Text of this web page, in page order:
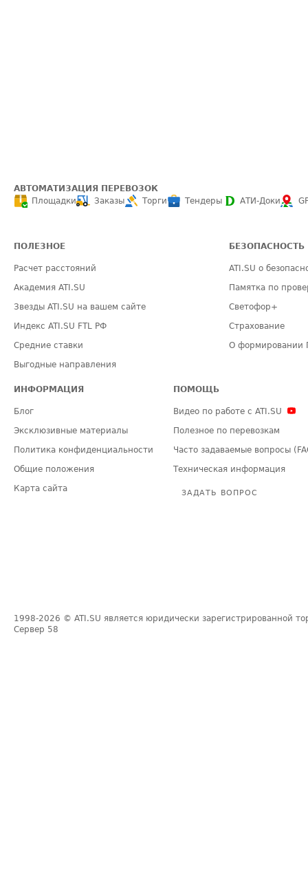
АВТОМАТИЗАЦИЯ ПЕРЕВОЗОК
Площадки
Заказы Торги Тендеры АТИ-Доки
ПОЛЕЗНОЕ
Расчет расстояний
Академия ATI.SU
Звезды ATI.SU на вашем сайте
Индекс ATI.SU FTL РФ
Средние ставки
Выгодные направления
БЕЗОПАСНОСТЬ
ATI.SU о
Памятка по
Светофор+
Страхование
О формировании
ИНФОРМАЦИЯ
Блог
Эксклюзивные материалы
Политика конфиденциальности
Общие положения
Карта сайта
ПОМОЩЬ
Видео по работе с ATI.SU
Полезное по перевозкам
Часто задаваемые вопросы
Техническая информация
ЗАДАТЬ ВОПРОС
1998-2026 © ATI.SU является юридически зарегистрированной
Сервер 58